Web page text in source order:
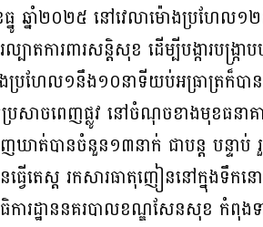
នូ ឆ្នាំ២០២៥ នៅវេលាម៉ោងប្រហែល១
បាតការពារសន្តិសុខ ដើម្បីបង្ការបង្
ែល១នឹង១០នាទីយប់អធ្រាត្រក៏បានជួ
ប្រសាចពេញផ្លូវ នៅចំណុចខាងមុខធន
ញឃាត់បានចំនួន១៣នាក់ ជាបន្ត បន្ទ
វេីតេស្ត រកសារធាតុញៀននៅក្នុងទឹក
ារដ្ឋាននគរបាលខណ្ឌសែនសុខ កំពុង